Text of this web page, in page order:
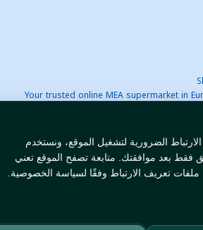
الضرورية لتشغيل الموقع، ونستخدم
فقط بعد موافقتك. متابعة تصفح الموقع تعني
تعريف الارتباط وفقًا لسياسة الخصوصية.
Your trusted online MEA supermarket in